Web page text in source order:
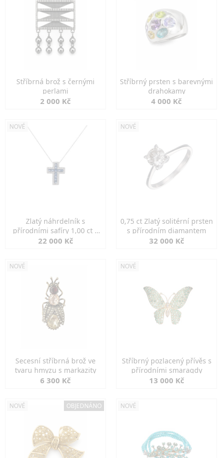
Stříbrná brož s černými
perlami
2 000 Kč
Stříbrný prsten s barevnými
drahokamy
4 000 Kč
NOVÉ
Zlatý náhrdelník s
přírodními safíry 1,00 ct a
diamanty
22 000 Kč
NOVÉ
0,75 ct Zlatý solitérní prsten
s přírodním diamantem
32 000 Kč
NOVÉ
Secesní stříbrná brož ve
tvaru hmyzu s markazity
6 300 Kč
NOVÉ
Stříbrný pozlacený přívěs s
přírodními smaragdy
13 000 Kč
NOVÉ OBJEDNÁNO NOVÉ